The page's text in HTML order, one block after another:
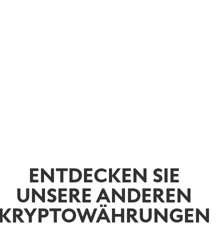
ENTDECKEN SIE
UNSERE ANDEREN